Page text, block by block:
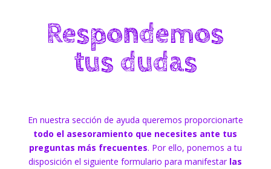
Respondemos
tus dudas
En nuestra sección de ayuda queremos proporcionarte
todo el asesoramiento que necesites ante tus
preguntas más frecuentes. Por ello, ponemos a tu
disposición el siguiente formulario para manifestar las